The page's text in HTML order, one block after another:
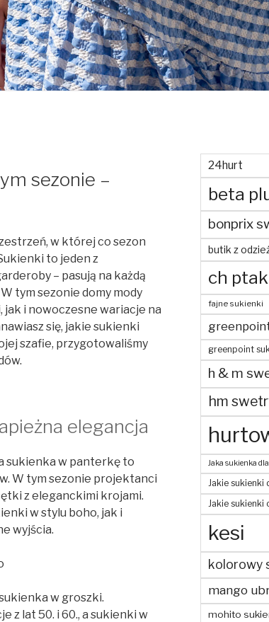
sezonie –
w której co sezon
to jeden z
– pasują na każdą
tym sezonie domy mody
jak i nowoczesne wariacje na
się, jakie sukienki
szafie, przygotowaliśmy
elegancja
sukienka w panterkę to
W tym sezonie projektanci
z eleganckimi krojami.
w stylu boho, jak i
wyjścia.
w groszki.
z lat 50. i 60., a sukienki w
24hurt
beta
bonprix
butik z
ch
fajne sukienki
greenpoint
h & m
hm
Jaka sukienka
Jakie sukienki
Jakie sukienki
kesi
kolorowy
mango
mohito